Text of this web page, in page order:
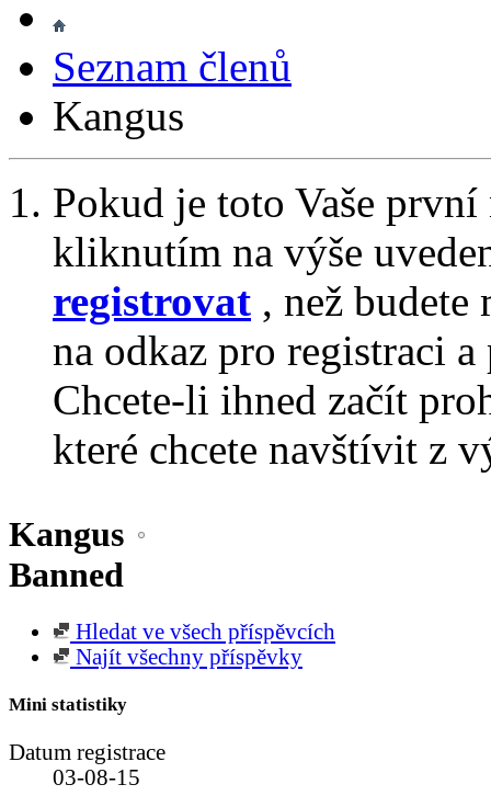
Seznam členů
Kangus
Pokud je toto Vaše
kliknutím na výše
registrovat , než
na odkaz pro registraci
Chcete-li ihned začít
které chcete navštívit z
Kangus
Banned
Hledat ve všech příspěvcích
Najít všechny příspěvky
Mini statistiky
Datum registrace
03-08-15